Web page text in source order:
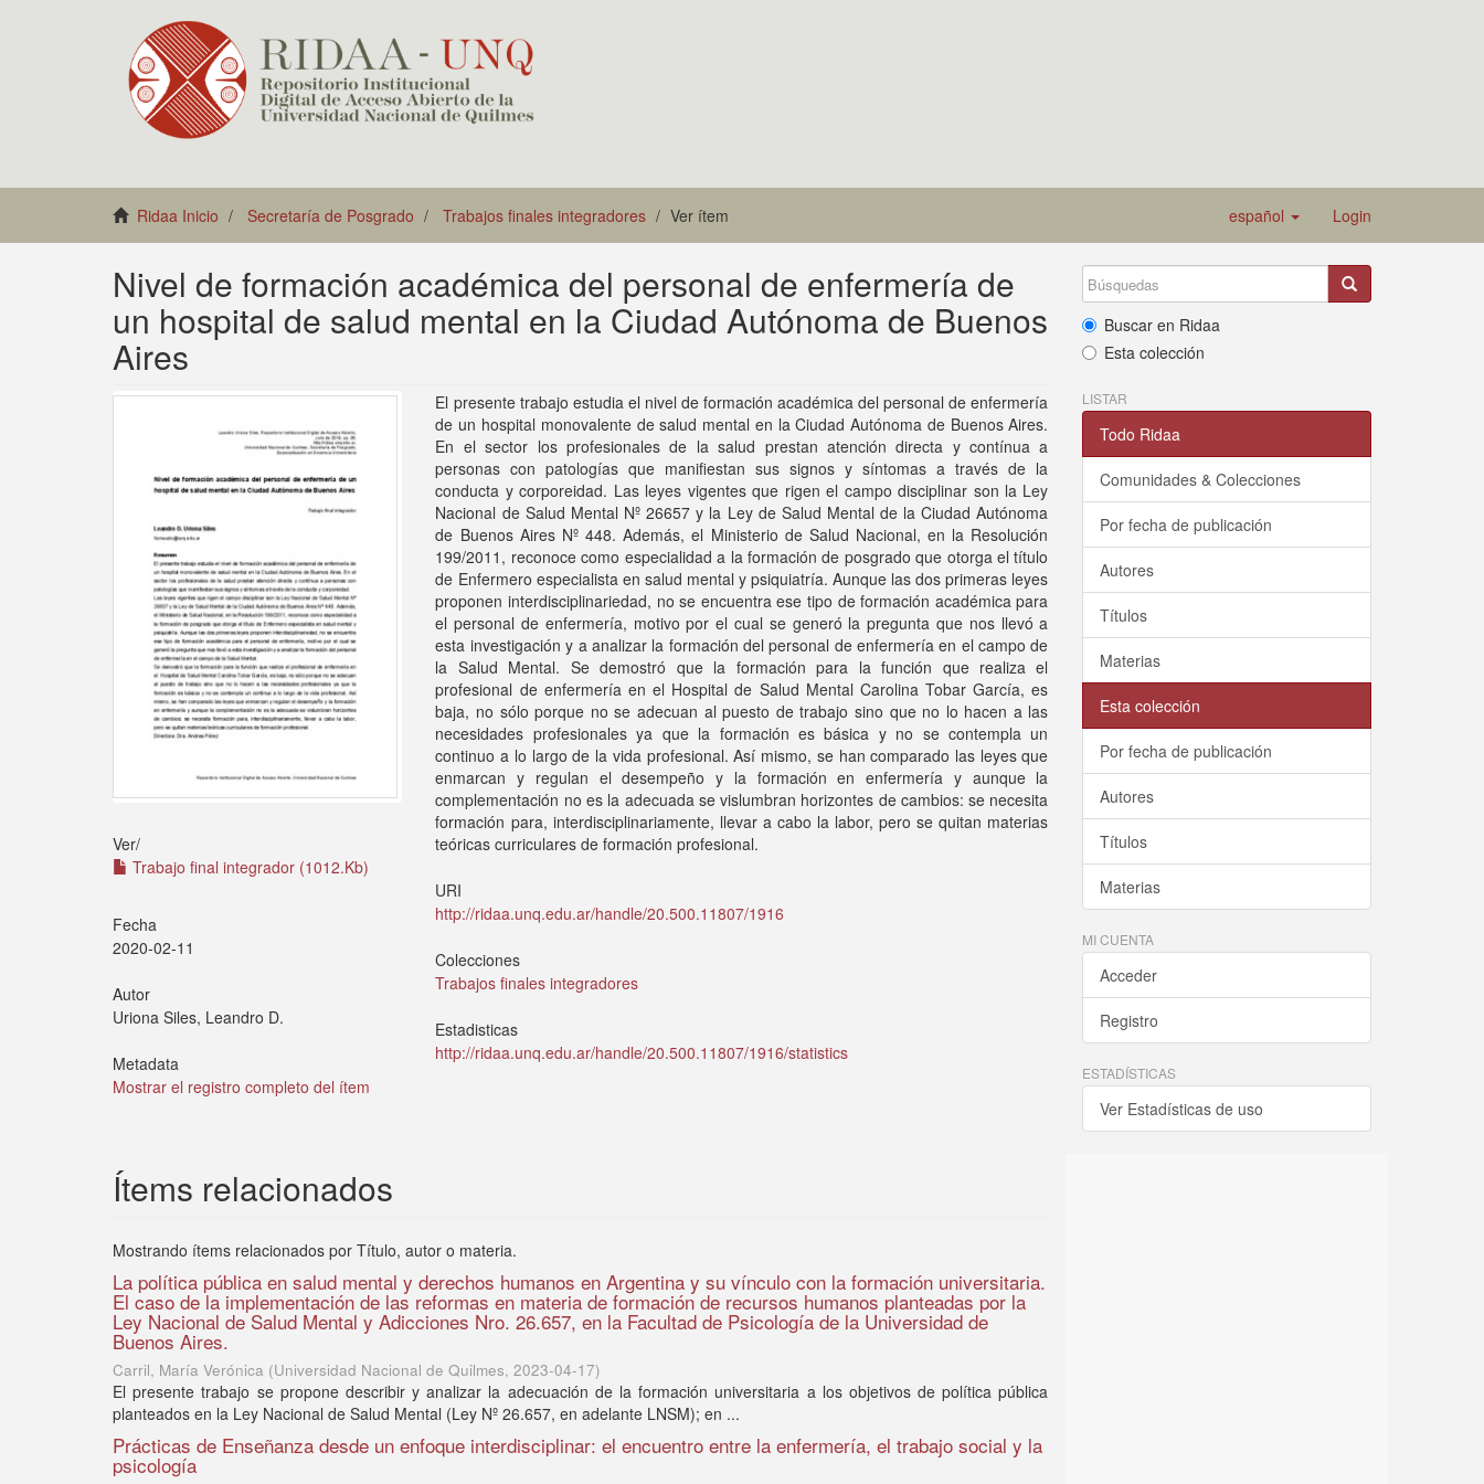
Ridaa Inicio Secretaría de Posgrado Trabajos finales integradores Ver ítem español Login
Nivel de formación académica del personal de enfermería de
un hospital de salud mental en la Ciudad Autónoma de Buenos
Aires
Ver/
Trabajo final integrador (1012.Kb)
Fecha
2020-02-11
Autor
Uriona Siles, Leandro D.
Metadata
Mostrar el registro completo del ítem
El presente trabajo estudia el nivel de formación académica del personal de enfermería
de un hospital monovalente de salud mental en la Ciudad Autónoma de Buenos Aires.
En el sector los profesionales de la salud prestan atención directa y contínua a
personas con patologías que manifiestan sus signos y síntomas a través de la
conducta y corporeidad. Las leyes vigentes que rigen el campo disciplinar son la Ley
Nacional de Salud Mental Nº 26657 y la Ley de Salud Mental de la Ciudad Autónoma
de Buenos Aires Nº 448. Además, el Ministerio de Salud Nacional, en la Resolución
199/2011, reconoce como especialidad a la formación de posgrado que otorga el título
de Enfermero especialista en salud mental y psiquiatría. Aunque las dos primeras leyes
proponen interdisciplinariedad, no se encuentra ese tipo de formación académica para
el personal de enfermería, motivo por el cual se generó la pregunta que nos llevó a
esta investigación y a analizar la formación del personal de enfermería en el campo de
la Salud Mental. Se demostró que la formación para la función que realiza el
profesional de enfermería en el Hospital de Salud Mental Carolina Tobar García, es
baja, no sólo porque no se adecuan al puesto de trabajo sino que no lo hacen a las
necesidades profesionales ya que la formación es básica y no se contempla un
continuo a lo largo de la vida profesional. Así mismo, se han comparado las leyes que
enmarcan y regulan el desempeño y la formación en enfermería y aunque la
complementación no es la adecuada se vislumbran horizontes de cambios: se necesita
formación para, interdisciplinariamente, llevar a cabo la labor, pero se quitan materias
teóricas curriculares de formación profesional.
URI
http://ridaa.unq.edu.ar/handle/20.500.11807/1916
Colecciones
Trabajos finales integradores
Estadisticas
http://ridaa.unq.edu.ar/handle/20.500.11807/1916/statistics
Ítems relacionados
Mostrando ítems relacionados por Título, autor o materia.
La política pública en salud mental y derechos humanos en Argentina y su vínculo con la formación universitaria.
El caso de la implementación de las reformas en materia de formación de recursos humanos planteadas por la
Ley Nacional de Salud Mental y Adicciones Nro. 26.657, en la Facultad de Psicología de la Universidad de
Buenos Aires.
Carril, María Verónica (Universidad Nacional de Quilmes, 2023-04-17)
El presente trabajo se propone describir y analizar la adecuación de la formación universitaria a los objetivos de política pública
planteados en la Ley Nacional de Salud Mental (Ley Nº 26.657, en adelante LNSM); en ...
Prácticas de Enseñanza desde un enfoque interdisciplinar: el encuentro entre la enfermería, el trabajo social y la
psicología
Buscar en Ridaa
Esta colección
LISTAR
Todo Ridaa
Comunidades & Colecciones
Por fecha de publicación
Autores
Títulos
Materias
Esta colección
Por fecha de publicación
Autores
Títulos
Materias
MI CUENTA
Acceder
Registro
ESTADÍSTICAS
Ver Estadísticas de uso